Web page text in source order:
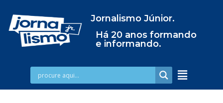
Jornalismo Júnior.
Há 20 anos formando
e informando.